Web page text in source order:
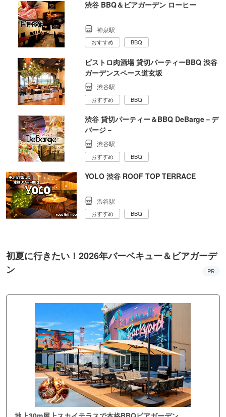
渋谷 BBQ＆ビアガーデン ローヒー
神泉駅
おすすめ BBQ
ビストロ肉酒場 貸切パーティーBBQ 渋谷
ガーデンスペース道玄坂
渋谷駅
おすすめ BBQ
渋谷 貸切パーティー＆BBQ DeBarge－デ
バージ－
渋谷駅
おすすめ BBQ
YOLO 渋谷 ROOF TOP TERRACE
渋谷駅
おすすめ BBQ
初夏に行きたい！2026年バーベキュー＆ビアガーデ
ン
PR